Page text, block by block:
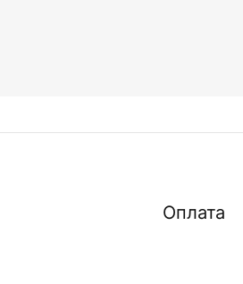
Оплата